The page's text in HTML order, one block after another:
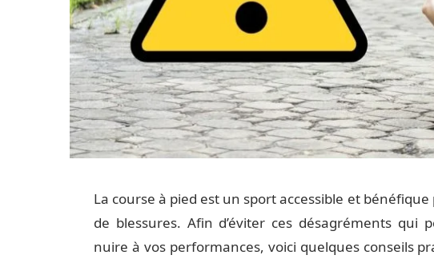
La course à pied est un sport accessible et
de blessures. Afin d’éviter ces désagréments
nuire à vos performances, voici quelques conseils